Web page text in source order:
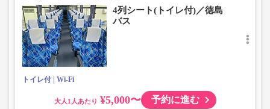
4列シート(トイレ付)／徳島
バス
トイレ付 Wi-Fi
大人 ¥5,000〜 予約に進む